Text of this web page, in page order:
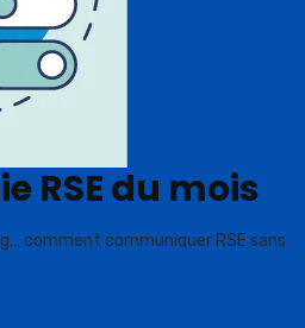
RSE du mois
comment communiquer RSE sans